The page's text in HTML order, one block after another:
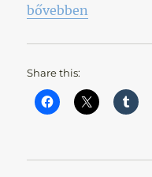
„Karácsonyi böjt”
bővebben
Share this: